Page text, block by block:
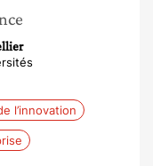
l’innovation